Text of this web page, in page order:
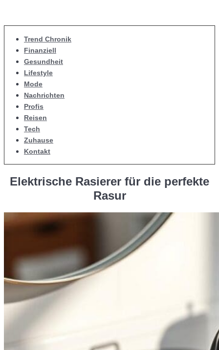
Trend Chronik
Finanziell
Gesundheit
Lifestyle
Mode
Nachrichten
Profis
Reisen
Tech
Zuhause
Kontakt
Elektrische Rasierer für die perfekte
Rasur